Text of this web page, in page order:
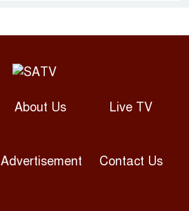
অভিযোগ, কেরানীগঞ্জ থানায় জিডি
থাইল্যান্ডের স্কুলে শিক্ষার্থী
সাতজন নিহত
অগ্নিকাণ্ড, একই পরিবারের ৩ জন
About Us Live TV
Advertisement Contact Us